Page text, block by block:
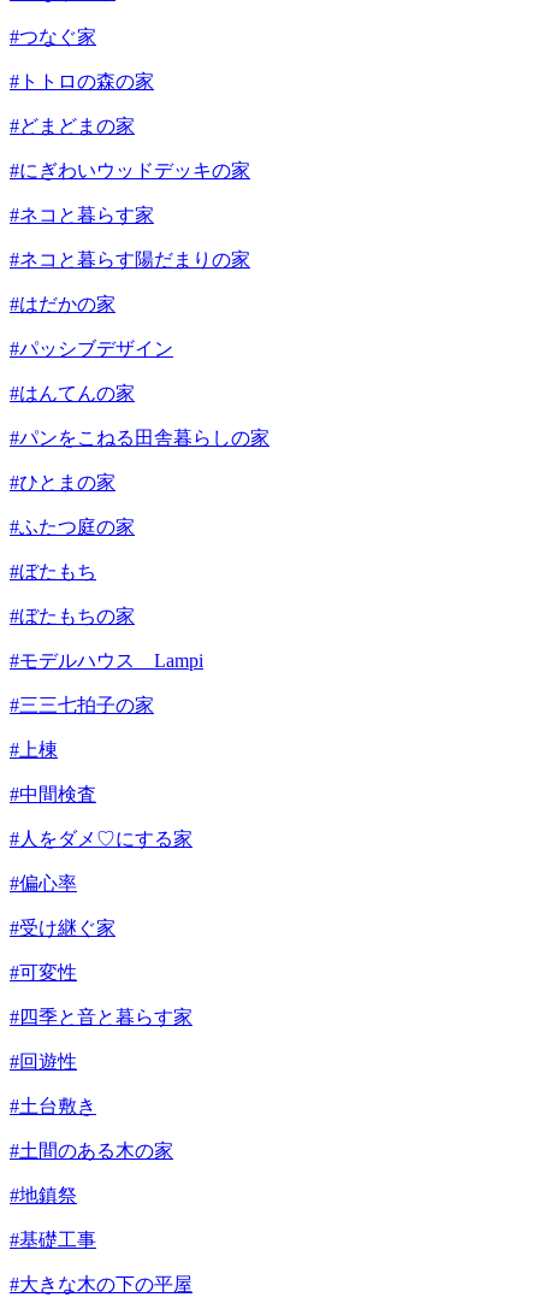
#つなぐ家
#トトロの森の家
#どまどまの家
#にぎわいウッドデッキの家
#ネコと暮らす家
#ネコと暮らす陽だまりの家
#はだかの家
#パッシブデザイン
#はんてんの家
#パンをこねる田舎暮らしの家
#ひとまの家
#ふたつ庭の家
#ぼたもち
#ぼたもちの家
#モデルハウス Lampi
#三三七拍子の家
#上棟
#中間検査
#人をダメ♡にする家
#偏心率
#受け継ぐ家
#可変性
#四季と音と暮らす家
#回遊性
#土台敷き
#土間のある木の家
#地鎮祭
#基礎工事
#大きな木の下の平屋